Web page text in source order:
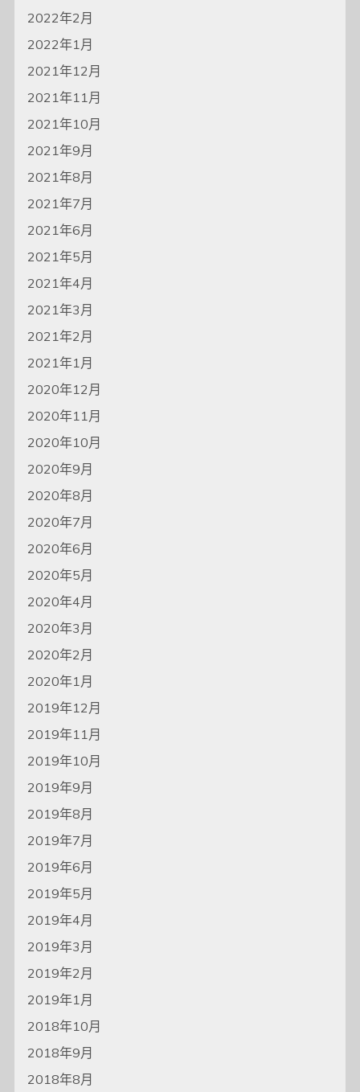
2022年2月
2022年1月
2021年12月
2021年11月
2021年10月
2021年9月
2021年8月
2021年7月
2021年6月
2021年5月
2021年4月
2021年3月
2021年2月
2021年1月
2020年12月
2020年11月
2020年10月
2020年9月
2020年8月
2020年7月
2020年6月
2020年5月
2020年4月
2020年3月
2020年2月
2020年1月
2019年12月
2019年11月
2019年10月
2019年9月
2019年8月
2019年7月
2019年6月
2019年5月
2019年4月
2019年3月
2019年2月
2019年1月
2018年10月
2018年9月
2018年8月